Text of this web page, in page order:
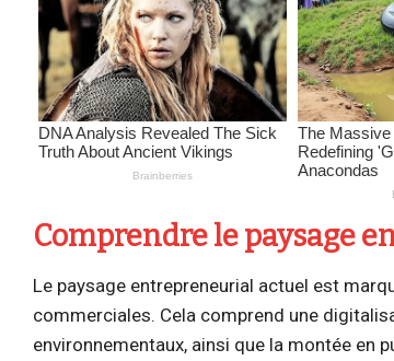
Comprendre le paysage
Le paysage entrepreneurial actuel est
commerciales. Cela comprend une
environnementaux, ainsi que la montée en